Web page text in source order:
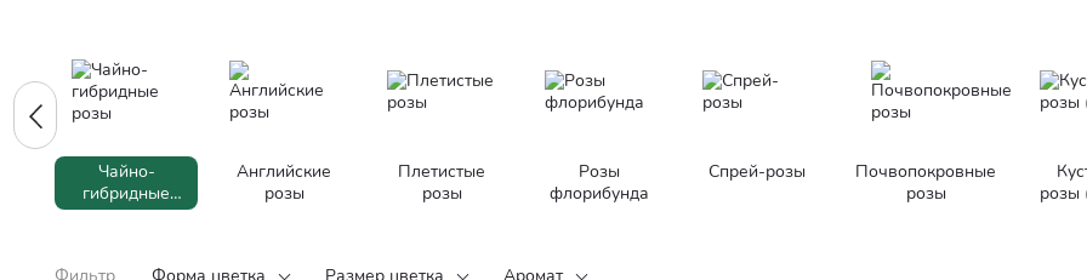
Чайно-
гибридные
розы
Английские
розы
Плетистые
розы
Розы
флорибунда
Спрей-розы
Почвопокровные
розы
розы